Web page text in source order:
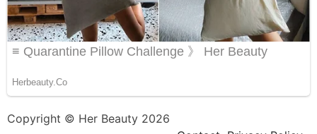
Copyright © Her Beauty 2026